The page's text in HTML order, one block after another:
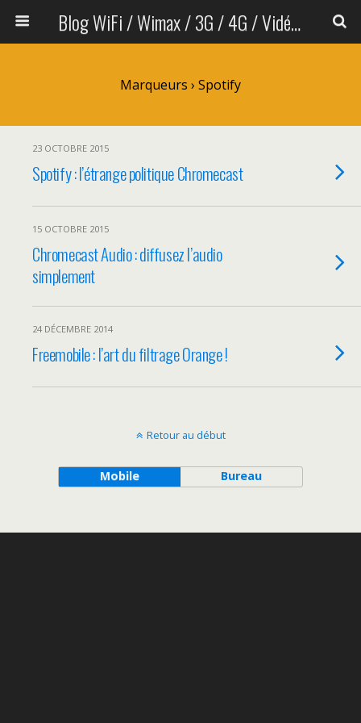
Blog WiFi / Wimax / 3G / 4G / Vidéo sans fil
Marqueurs › Spotify
23 OCTOBRE 2015
Spotify : l’étrange politique Chromecast
15 OCTOBRE 2015
Chromecast Audio : diffusez l’audio
simplement
24 DÉCEMBRE 2014
Freemobile : l’art du filtrage Orange !
Retour au début
Mobile Bureau